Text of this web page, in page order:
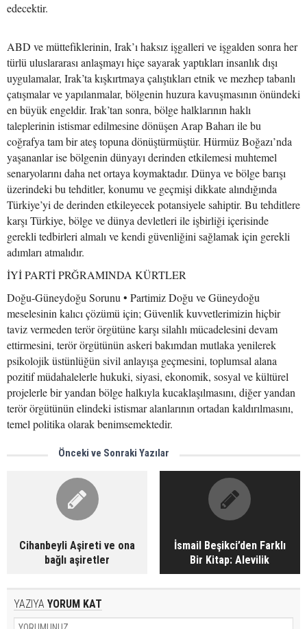
edecektir.
ABD ve müttefiklerinin, Irak’ı haksız işgalleri ve işgalden sonra her
türlü uluslararası anlaşmayı hiçe sayarak yaptıkları insanlık dışı
uygulamalar, Irak’ta kışkırtmaya çalıştıkları etnik ve mezhep tabanlı
çatışmalar ve yapılanmalar, bölgenin huzura kavuşmasının önündeki
en büyük engeldir. Irak’tan sonra, bölge halklarının haklı
taleplerinin istismar edilmesine dönüşen Arap Baharı ile bu
coğrafya tam bir ateş topuna dönüştürmüştür. Hürmüz Boğazı’nda
yaşananlar ise bölgenin dünyayı derinden etkilemesi muhtemel
senaryolarını daha net ortaya koymaktadır. Dünya ve bölge barışı
üzerindeki bu tehditler, konumu ve geçmişi dikkate alındığında
Türkiye’yi de derinden etkileyecek potansiyele sahiptir. Bu tehditlere
karşı Türkiye, bölge ve dünya devletleri ile işbirliği içerisinde
gerekli tedbirleri almalı ve kendi güvenliğini sağlamak için gerekli
adımları atmalıdır.
İYİ PARTİ PRĞRAMINDA KÜRTLER
Doğu-Güneydoğu Sorunu • Partimiz Doğu ve Güneydoğu
meselesinin kalıcı çözümü için; Güvenlik kuvvetlerimizin hiçbir
taviz vermeden terör örgütüne karşı silahlı mücadelesini devam
ettirmesini, terör örgütünün askeri bakımdan mutlaka yenilerek
psikolojik üstünlüğün sivil anlayışa geçmesini, toplumsal alana
pozitif müdahalelerle hukuki, siyasi, ekonomik, sosyal ve kültürel
projelerle bir yandan bölge halkıyla kucaklaşılmasını, diğer yandan
terör örgütünün elindeki istismar alanlarının ortadan kaldırılmasını,
temel politika olarak benimsemektedir.
Önceki ve Sonraki Yazılar
Cihanbeyli Aşireti ve ona
bağlı aşiretler
İsmail Beşikci’den Farklı
Bir Kitap: Alevilik
YAZIYA YORUM KAT